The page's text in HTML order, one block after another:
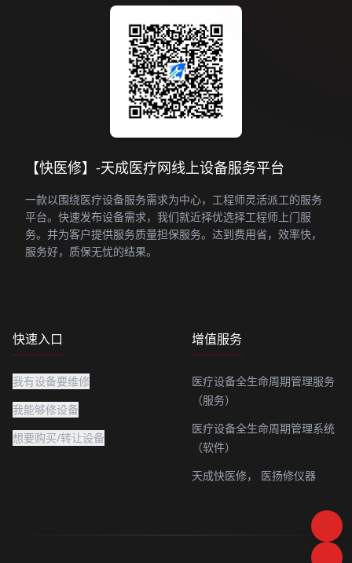
【快医修】-天成医疗网线上设备服务平台
一款以围绕医疗设备服务需求为中心，工程师灵活派工的服务
平台。快速发布设备需求，我们就近择优选择工程师上门服
务。并为客户提供服务质量担保服务。达到费用省，效率快，
服务好，质保无忧的结果。
快速入口
我有设备要维修
我能够修设备
想要购买/转让设备
增值服务
医疗设备全生命周期管理服务
（服务）
医疗设备全生命周期管理系统
（软件）
天成快医修，
医扬修仪器